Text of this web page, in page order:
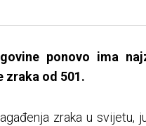
ponovo ima
zraka od 501.
zraka u svijetu,